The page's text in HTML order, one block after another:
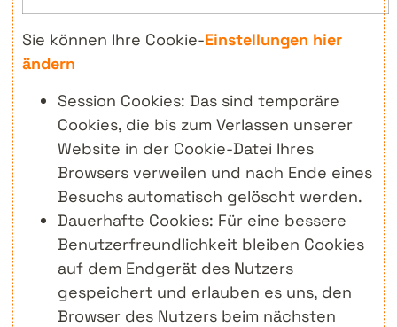
Sie können Ihre Cookie-Einstellungen hier
ändern
Session Cookies: Das sind temporäre
Cookies, die bis zum Verlassen unserer
Website in der Cookie-Datei Ihres
Browsers verweilen und nach Ende eines
Besuchs automatisch gelöscht werden.
Dauerhafte Cookies: Für eine bessere
Benutzerfreundlichkeit bleiben Cookies
auf dem Endgerät des Nutzers
gespeichert und erlauben es uns, den
Browser des Nutzers beim nächsten